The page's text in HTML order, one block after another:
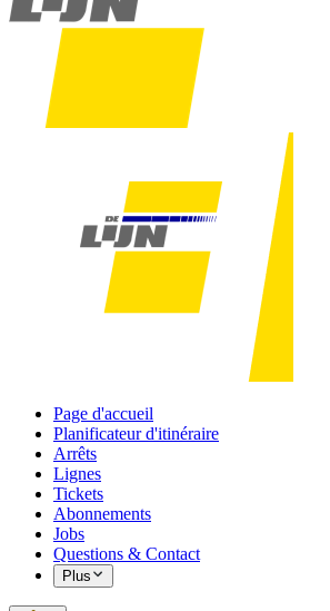
Page d'accueil
Planificateur d'itinéraire
Arrêts
Lignes
Tickets
Abonnements
Jobs
Questions & Contact
Plus